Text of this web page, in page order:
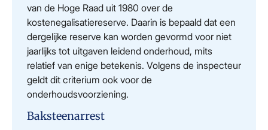
van de Hoge Raad uit 1980 over de
kostenegalisatiereserve. Daarin is bepaald dat een
dergelijke reserve kan worden gevormd voor niet
jaarlijks tot uitgaven leidend onderhoud, mits
relatief van enige betekenis. Volgens de inspecteur
geldt dit criterium ook voor de
onderhoudsvoorziening.
Baksteenarrest